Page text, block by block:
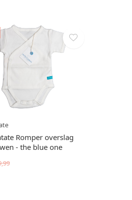
Romper overslag
- the blue one